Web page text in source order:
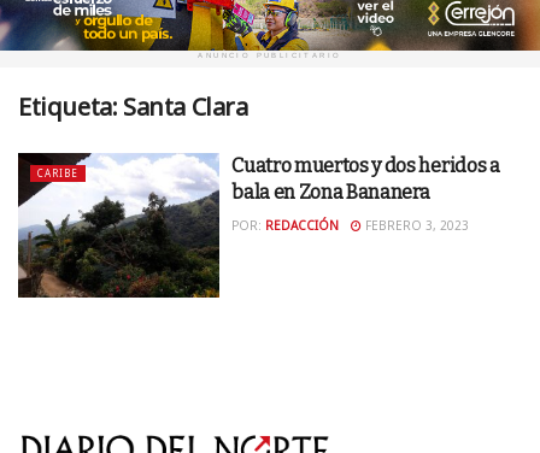
ANUNCIO PUBLICITARIO
Etiqueta: Santa Clara
CARIBE
Cuatro muertos y dos heridos a
bala en Zona Bananera
POR: REDACCIÓN FEBRERO 3, 2023